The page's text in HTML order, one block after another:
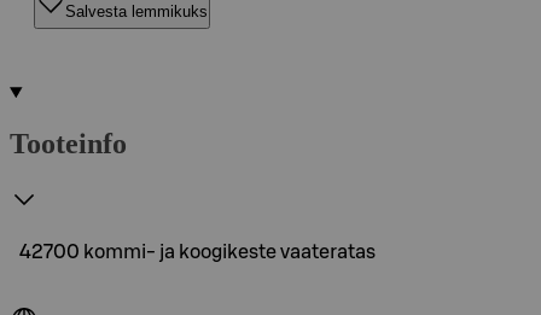
Salvesta lemmikuks
Tooteinfo
42700 kommi- ja koogikeste vaateratas